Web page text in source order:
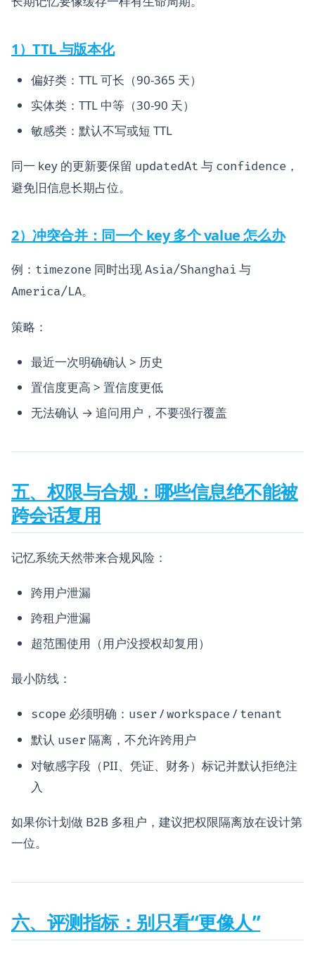
1）TTL 与版本化
偏好类：TTL 可长（90-365 天）
实体类：TTL 中等（30-90 天）
敏感类：默认不写或短 TTL
同一 key 的更新要保留 updatedAt 与 confidence ，
避免旧信息长期占位。
2）冲突合并：同一个 key 多个 value 怎么办
例： timezone 同时出现Asia/Shanghai 与
America/LA。
策略：
最近一次明确确认 > 历史
置信度更高 > 置信度更低
无法确认 → 追问用户，不要强行覆盖
五、权限与合规：哪些信息绝不能被
跨会话复用
记忆系统天然带来合规风险：
跨用户泄漏
跨租户泄漏
超范围使用（用户没授权却复用）
最小防线：
scope 必须明确： user/workspace / tenant
默认 user 隔离，不允许跨用户
对敏感字段（PII、凭证、财务）标记并默认拒绝注
入
如果你计划做 B2B 多租户，建议把权限隔离放在设计第
一位。
六、评测指标：别只看“更像人”